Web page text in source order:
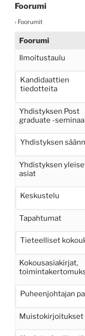
Foorumi
› Foorumit
Foorumi
Ilmoitustaulu
Kandidaattien
tiedotteita
Yhdistyksen Post
graduate -
Yhdistyksen
Yhdistyksen
asiat
Keskustelu
Tapahtumat
Tieteelliset
Kokousasiakirjat,
Puheenjohtajan
Muistokirjoitukset